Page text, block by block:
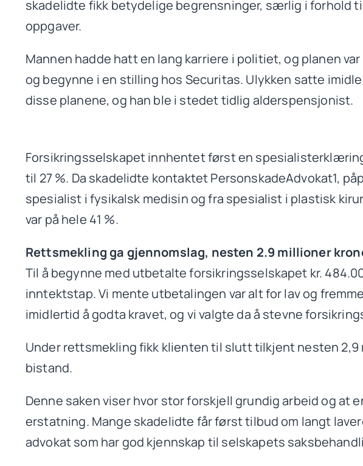
skadelidte fikk betydelige begrensninger, særlig i forhold
oppgaver.
Mannen hadde hatt en lang karriere i politiet, og planen
og begynne i en stilling hos Securitas. Ulykken satte
disse planene, og han ble i stedet tidlig alderspensjonist.
Forsikringsselskapet innhentet først en
til 27 %. Da skadelidte kontaktet PersonskadeAdvokat1,
spesialist i fysikalsk medisin og fra spesialist i plastisk
var på hele 41 %.
Rettsmekling ga gjennomslag, nesten 2.9 millioner
Til å begynne med utbetalte forsikringsselskapet kr.
inntektstap. Vi mente utbetalingen var alt for lav og
imidlertid å godta kravet, og vi valgte da å stevne
Under rettsmekling fikk klienten til slutt tilkjent nesten
bistand.
Denne saken viser hvor stor forskjell grundig arbeid og at
erstatning. Mange skadelidte får først tilbud om langt
advokat som har god kjennskap til selskapets